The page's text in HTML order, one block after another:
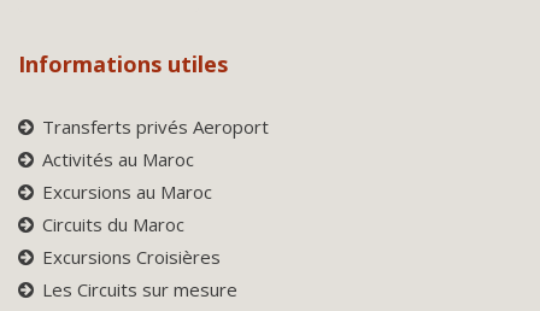
Informations utiles
Transferts privés Aeroport
Activités au Maroc
Excursions au Maroc
Circuits du Maroc
Excursions Croisières
Les Circuits sur mesure